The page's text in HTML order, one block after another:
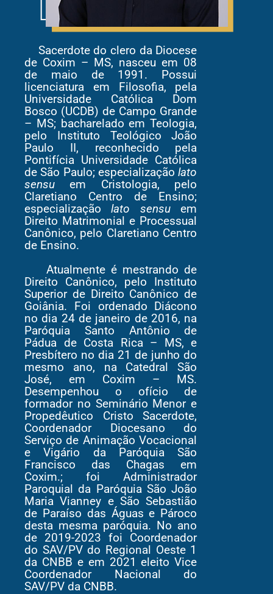
Sacerdote do clero da Diocese
de Coxim – MS, nasceu em 08
de maio de 1991. Possui
licenciatura em Filosofia, pela
Universidade Católica Dom
Bosco (UCDB) de Campo Grande
– MS; bacharelado em Teologia,
pelo Instituto Teológico João
Paulo II, reconhecido pela
Pontifícia Universidade Católica
de São Paulo; especializaçãolato
sensu em Cristologia, pelo
Claretiano Centro de Ensino;
especializaçãolato sensuem
Direito Matrimonial e Processual
Canônico, pelo Claretiano Centro
de Ensino.
Atualmente é mestrando de
Direito Canônico, pelo Instituto
Superior de Direito Canônico de
Goiânia. Foi ordenado Diácono
no dia 24 de janeiro de 2016, na
Paróquia Santo Antônio de
Pádua de Costa Rica – MS, e
Presbítero no dia 21 de junho do
mesmo ano, na Catedral São
José, em Coxim – MS.
Desempenhou o ofício de
formador no Seminário Menor e
Propedêutico Cristo Sacerdote,
Coordenador Diocesano do
Serviço de Animação Vocacional
e Vigário da Paróquia São
Francisco das Chagas em
Coxim.; foi Administrador
Paroquial da Paróquia São João
Maria Vianney e São Sebastião
de Paraíso das Águas e Pároco
desta mesma paróquia. No ano
de 2019-2023 foi Coordenador
do SAV/PV do Regional Oeste 1
da CNBB e em 2021 eleito Vice
Coordenador Nacional do
SAV/PV da CNBB.